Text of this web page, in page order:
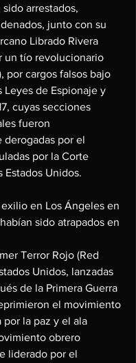
arrestados,
junto con su
Librado Rivera
un tío revolucionario
por cargos falsos bajo
Leyes de Espionaje y
cuyas secciones
fueron
derogadas por el
por la Corte
Estados Unidos.
en Los Ángeles en
sido atrapados en
Terror Rojo (Red
Unidos, lanzadas
de la Primera Guerra
el movimiento
la paz y el ala
obrero
liderado por el